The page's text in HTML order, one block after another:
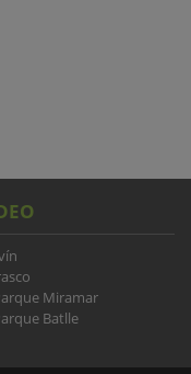
Miramar
Batlle